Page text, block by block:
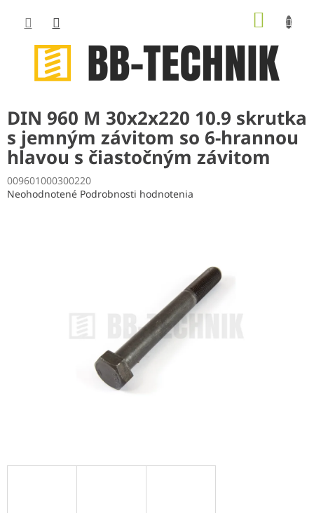
obsah
DIN 960 M 30x2x220 10.9 skrutka
s jemným závitom so 6-hrannou
hlavou s čiastočným závitom
009601000300220
Priemerné
Neohodnotené Podrobnosti hodnotenia